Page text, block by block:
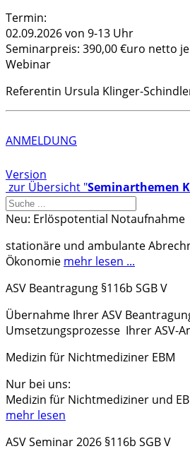
Termin:
02.09.2026 von 9-13 Uhr
Seminarpreis: 390,00 €uro netto
Webinar
Referentin Ursula Klinger-
ANMELDUNG
Version
zur Übersicht "Seminarthemen
Neu: Erlöspotential Notaufnahme
stationäre und ambulante
Ökonomie mehr lesen ...
ASV Beantragung §116b SGB V
Übernahme Ihrer ASV
Umsetzungsprozesse Ihrer ASV-
Medizin für Nichtmediziner EBM
Nur bei uns:
Medizin für Nichtmediziner und
mehr lesen
ASV Seminar 2026 §116b SGB V